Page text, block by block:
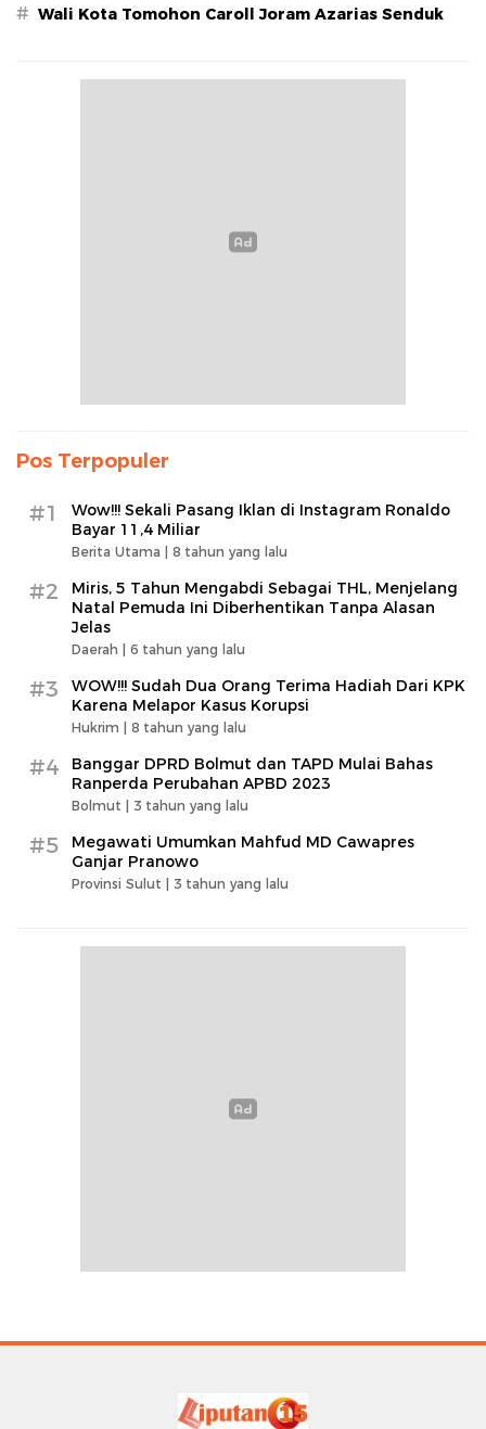
# Wali Kota Tomohon Caroll Joram Azarias Senduk
Pos Terpopuler
#1
Wow!!! Sekali Pasang Iklan di Instagram Ronaldo
Bayar 11,4 Miliar
Berita Utama | 8 tahun yang lalu
#2
Miris, 5 Tahun Mengabdi Sebagai THL, Menjelang
Natal Pemuda Ini Diberhentikan Tanpa Alasan
Jelas
Daerah | 6 tahun yang lalu
#3
WOW!!! Sudah Dua Orang Terima Hadiah Dari KPK
Karena Melapor Kasus Korupsi
Hukrim | 8 tahun yang lalu
#4
Banggar DPRD Bolmut dan TAPD Mulai Bahas
Ranperda Perubahan APBD 2023
Bolmut | 3 tahun yang lalu
#5
Megawati Umumkan Mahfud MD Cawapres
Ganjar Pranowo
Provinsi Sulut | 3 tahun yang lalu